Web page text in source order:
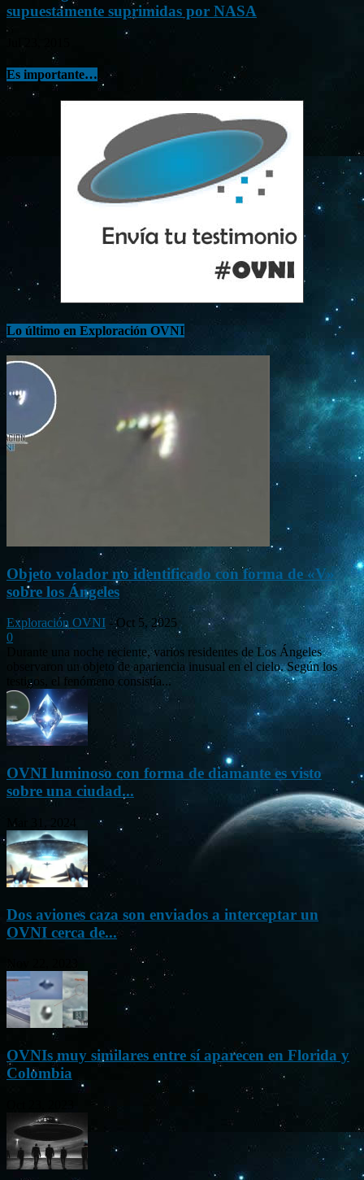
supuestamente suprimidas por NASA
Es importante…
Lo último en Exploración OVNI
Objeto volador no identificado con forma de «V»
sobre los Ángeles
Exploración OVNI - Oct 5, 2025
0
Durante una noche reciente, varios residentes de Los Ángeles
observaron un objeto de apariencia inusual en el cielo. Según los
testigos, el fenómeno consistía...
OVNI luminoso con forma de diamante es visto
sobre una ciudad...
Mar 31, 2024
Dos aviones caza son enviados a interceptar un
OVNI cerca de...
OVNIs muy similares entre sí aparecen en Florida y
Colombia